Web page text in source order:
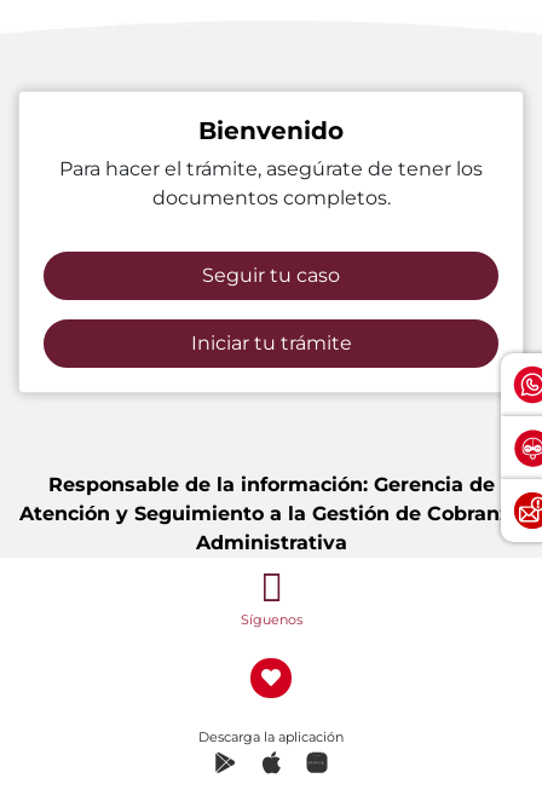
Bienvenido
Para hacer el trámite, asegúrate de tener los
documentos completos.
Seguir tu caso
Iniciar tu trámite
Responsable de la información: Gerencia de
Atención y Seguimiento a la Gestión de Cobranza
Administrativa
Síguenos
Descarga la aplicación